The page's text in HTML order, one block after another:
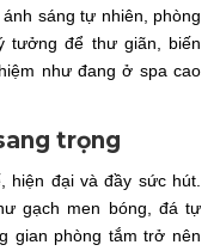
sáng tự nhiên, phòng
tưởng để thư giãn, biến
như đang ở spa cao
trọng
hiện đại và đầy sức hút.
gạch men bóng, đá tự
gian phòng tắm trở nên